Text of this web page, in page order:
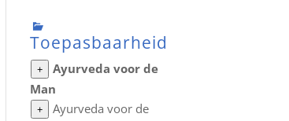
Toepasbaarheid
+
Ayurveda voor de
Man
+
Ayurveda voor de